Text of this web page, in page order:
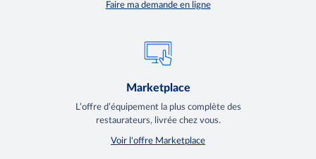
Faire ma demande en ligne
Marketplace
L’offre d’équipement la plus complète des
restaurateurs, livrée chez vous.
Voir l'offre Marketplace